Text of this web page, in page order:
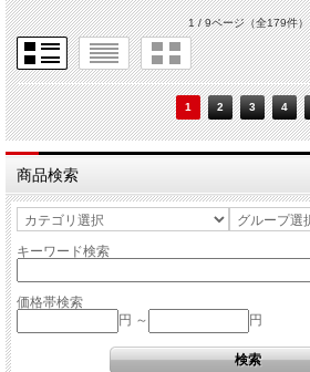
1 / 9ページ（全179件）
1 2 3 4
商品検索
キーワード検索
価格帯検索
円 ～
円